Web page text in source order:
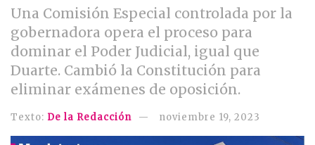
Una Comisión Especial controlada por la
gobernadora opera el proceso para
dominar el Poder Judicial, igual que
Duarte. Cambió la Constitución para
eliminar exámenes de oposición.
Texto: De la Redacción noviembre 19, 2023